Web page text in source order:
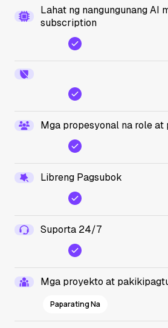
Lahat ng nangungunang AI
subscription
Mga propesyonal na role at
Libreng Pagsubok
Suporta 24/7
Mga proyekto at
Paparating Na